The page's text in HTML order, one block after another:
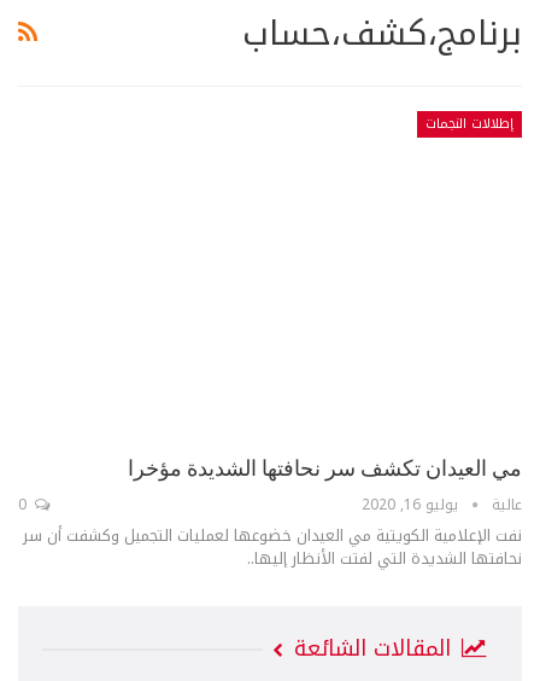
برنامج،كشف،حساب
إطلالات النجمات
مي العيدان تكشف سر نحافتها الشديدة مؤخرا
عالية يوليو 16, 2020
نفت الإعلامية الكويتية مي العيدان خضوعها لعمليات التجميل وكشفت أن سر
نحافتها الشديدة التي لفتت الأنظار إليها..
المقالات الشائعة